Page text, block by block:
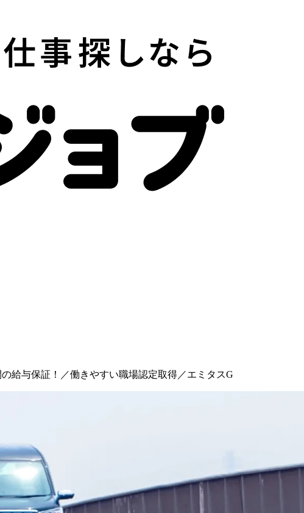
給与保証！／働きやすい職場認定取得／エミタスG